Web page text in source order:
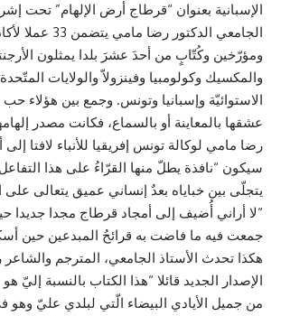
الإسبانية بعنوان “قرطاج أرض الإلهام” تحت
الجامعي الدكتور رضا
ومؤرّخين وكُتّابٍ من أحدَ عشرَ بلدا يمثلون
والمكسيك وكولومبيا وفينزولاّ والولايات المتّحدة
الاستوائيّة وإسبانيا وتونس. وجمع بين هؤلاء
عشقها بالمعاينة أو بالسماع، فكانت مصدر
رضا مامي لوكالة تونس إفريقيا للأنباء لافتا
سيكون “نافذة يطلّ منها القرّاءُ على هذا
يتجلّى بين خباياه بعدٌ إنساني عميق يتعالى على
“لا أراني أُضيف إلى أمجاد قرطاج مجدا جديدا
جمعت فيه ما فاضت به قرائحُ المبدعين حين
هكذا تحدث الأستاذ الجامعي، المترجم
الإصدار الجديد قائلا “هذا الكتاب بالنسبة إليّ
من جميل الأيادي البيضاء الّتي لبلدي عليّ